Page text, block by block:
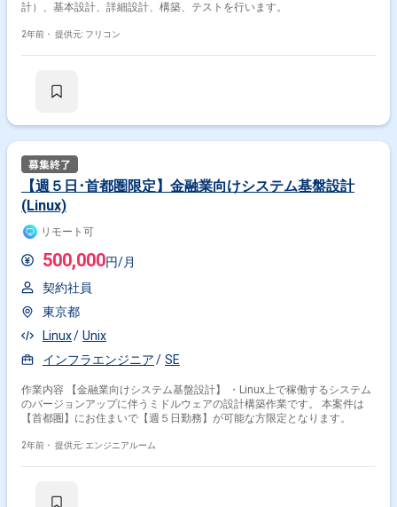
計）、基本設計、詳細設計、構築、テストを行います。
2年前・ 提供元: フリコン
【週５日･首都圏限定】金融業向けシステム基盤設計
(Linux)
リモート可
500,000円/月
契約社員
東京都
Linux
Unix
インフラエンジニア
SE
作業内容 【金融業向けシステム基盤設計】 ・Linux上で稼働するシステム
のバージョンアップに伴うミドルウェアの設計構築作業です。 本案件は
【首都圏】にお住まいで【週５日勤務】が可能な方限定となります。
2年前・ 提供元: エンジニアルーム